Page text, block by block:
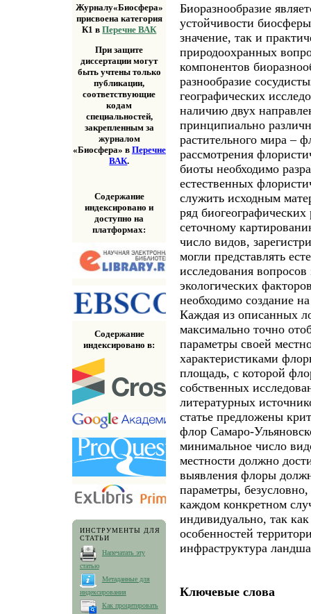
Журналу«Биосфера»
присвоена категория
К1 вПеречне ВАК
При защите
диссертации могут
быть учтены только
публикации,
соответствующие
кодам
специальностей,
закрепленным за
журналом
«Биосфера» в Перечне
ВАК.
Содержание
индексировано и
доступно на
платформах:
Содержание
индексировано в:
ИНСТРУМЕНТЫ ДЛЯ
СТАТЬИ
Напечатать эту
статью
Метаданные для
индексирования
Как процитировать
Биоразнообразие
устойчивости
значение, так и
природоохранных
компонентов
разнообразие
географических
наличию двух
принципиально
растительного мира –
рассмотрения
биоты необходимо
естественных
служить исходным
ряд
сеточному
число видов,
могли представлять
исследования
экологических
необходимо создание
Каждая из описанных
максимально точно
параметры своей
характеристиками
площадь, с которой
собственных
литературных
статье предложены
флор Самаро-
минимальное число
местности должно
выявления флоры
параметры,
каждом конкретном
индивидуально, так
особенностей
инфраструктура
Ключевые слова